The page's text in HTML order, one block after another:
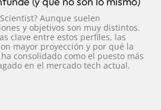
Aunque suelen
y objetivos son muy distintos.
clave entre estos perfiles, las
mayor proyección y por qué la
consolidado como el puesto más
en el mercado tech actual.